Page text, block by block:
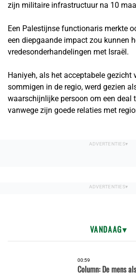
zijn militaire infrastructuur na 10
Een Palestijnse functionaris merkte
een diepgaande impact zou kunnen
vredesonderhandelingen met Israël.
Haniyeh, als het acceptabele gezicht
sommigen in de regio, werd gezien
waarschijnlijke persoon om een ​​deal
vanwege zijn goede relaties met
VANDAAG
00:59
Column: De mens